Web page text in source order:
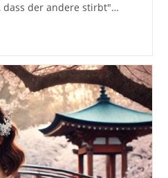
der andere stirbt"…